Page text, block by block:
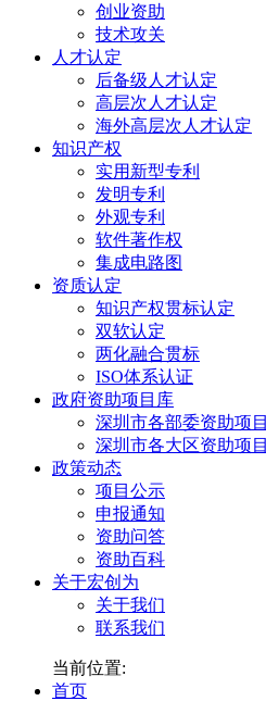
创业资助
技术攻关
人才认定
后备级人才认定
高层次人才认定
海外高层次人才认定
知识产权
实用新型专利
发明专利
外观专利
软件著作权
集成电路图
资质认定
知识产权贯标认定
双软认定
两化融合贯标
ISO体系认证
政府资助项目库
深圳市各部委资助项目
深圳市各大区资助项目
政策动态
项目公示
申报通知
资助问答
资助百科
关于宏创为
关于我们
联系我们
当前位置:
首页